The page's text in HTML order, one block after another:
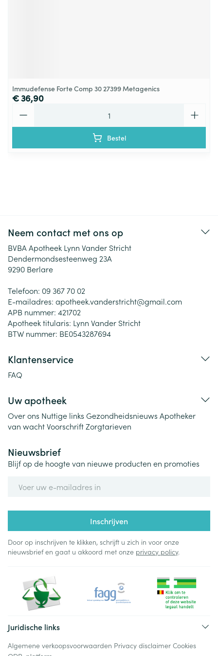
Immudefense Forte Comp 30 27399 Metagenics
€ 36,90
Bestel
Neem contact met ons op
BVBA Apotheek Lynn Vander Stricht
Dendermondsesteenweg 23A
9290 Berlare
Telefoon: 09 367 70 02
E-mailadres: apotheek.vanderstricht@gmail.com
APB nummer: 421702
Apotheek titularis: Lynn Vander Stricht
BTW nummer: BE0543287694
Klantenservice
FAQ
Uw apotheek
Over ons Nuttige links Gezondheidsnieuws Apotheker
van wachtVoorschriftZorgtarieven
Nieuwsbrief
Blijf op de hoogte van nieuwe producten en promoties
Inschrijven
Door op inschrijven te klikken, schrijft u zich in voor onze
nieuwsbrief en gaat u akkoord met onze privacy policy.
Juridische links
Algemene verkoopsvoorwaarden Privacy disclaimer Cookies